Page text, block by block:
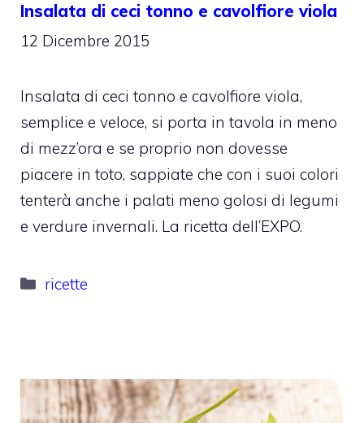
Insalata di ceci tonno e cavolfiore viola
12 Dicembre 2015
Insalata di ceci tonno e cavolfiore viola,
semplice e veloce, si porta in tavola in meno
di mezz’ora e se proprio non dovesse
piacere in toto, sappiate che con i suoi colori
tenterà anche i palati meno golosi di legumi
e verdure invernali. La ricetta dell’EXPO.
Categorie
ricette